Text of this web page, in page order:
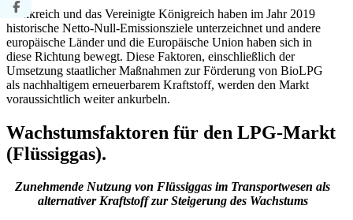
Frankreich und das Vereinigte Königreich haben im Jahr 2019
historische Netto-Null-Emissionsziele unterzeichnet und andere
europäische Länder und die Europäische Union haben sich in
diese Richtung bewegt. Diese Faktoren, einschließlich der
Umsetzung staatlicher Maßnahmen zur Förderung von BioLPG
als nachhaltigem erneuerbarem Kraftstoff, werden den Markt
voraussichtlich weiter ankurbeln.
Wachstumsfaktoren für den LPG-Markt
(Flüssiggas).
Zunehmende Nutzung von Flüssiggas im Transportwesen als
alternativer Kraftstoff zur Steigerung des Wachstums